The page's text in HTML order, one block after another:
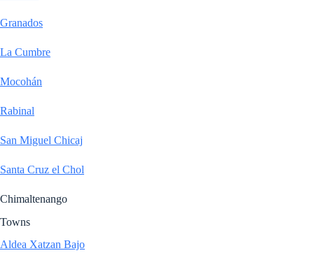
Granados
La Cumbre
Mocohán
Rabinal
San Miguel Chicaj
Santa Cruz el Chol
Chimaltenango
Towns
Aldea Xatzan Bajo